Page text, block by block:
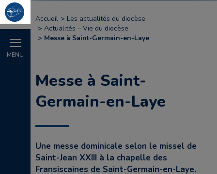
MENU
Accueil
Les actualités du diocèse
Actualités – Vie du diocèse
Messe à Saint-Germain-en-Laye
Messe à Saint-
Germain-en-Laye
Une messe dominicale selon le missel de
Saint-Jean XXIII à la chapelle des
Fransiscaines de Saint-Germain-en-Laye.